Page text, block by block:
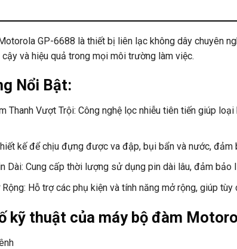
GP-6688 là thiết bị liên lạc không dây chuyên
và hiệu quả trong mọi môi trường làm việc.
Nổi Bật:
Thanh Vượt Trội: Công nghệ lọc nhiễu tiên tiến giúp
kế để chịu đựng được va đập, bụi bẩn và nước,
Dài: Cung cấp thời lượng sử dụng pin dài lâu, đảm
Hỗ trợ các phụ kiện và tính năng mở rộng, giúp
kỹ thuật của máy bộ đàm